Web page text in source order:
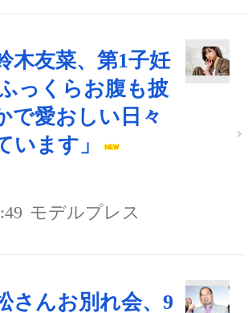
木友菜、第1子妊
っくらお腹も披
で愛おしい日々
います」
モデルプレス
さんお別れ会、9